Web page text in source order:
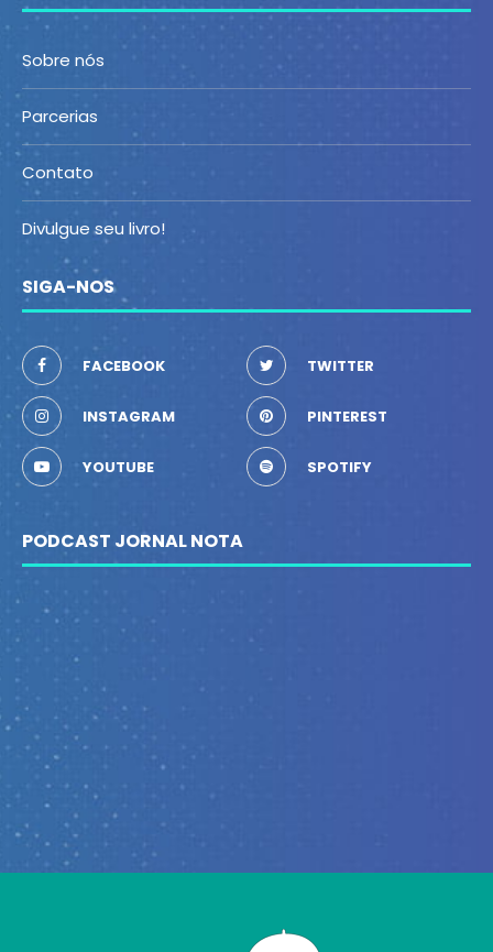
Sobre nós
Parcerias
Contato
Divulgue seu livro!
SIGA-NOS
FACEBOOK TWITTER
INSTAGRAM PINTEREST
YOUTUBE SPOTIFY
PODCAST JORNAL NOTA